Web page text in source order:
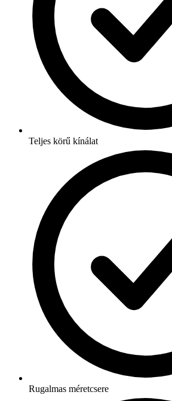
Teljes körű kínálat
Rugalmas méretcsere